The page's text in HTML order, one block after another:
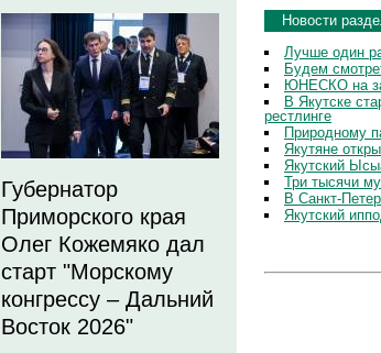
Губернатор
Приморского края
Олег Кожемяко дал
старт "Морскому
конгрессу – Дальний
Восток 2026"
Новости
Лучше один
Будем
ЮНЕСКО на
В Якутске
рестлинге
Природному
Якутяне
Якутский
Три тысячи
В Санкт-
Якутский